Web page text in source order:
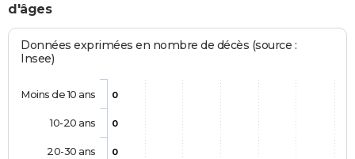
d'âges
Données exprimées en nombre de décès (source :
Insee)
0
0
0
Moins de 10 ans
10-20 ans
20-30 ans